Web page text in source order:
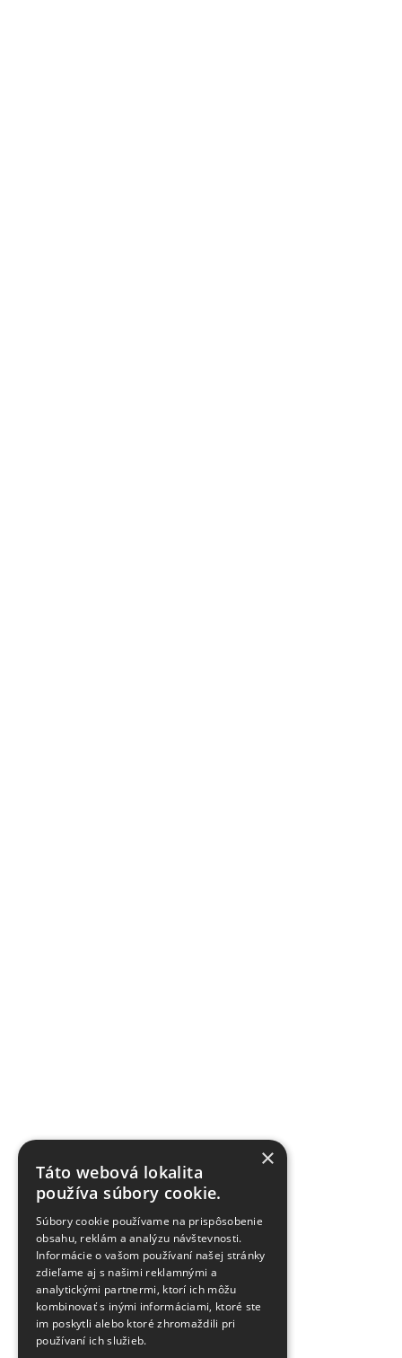
×
Táto webová lokalita
používa súbory cookie.
Súbory cookie používame na prispôsobenie
obsahu, reklám a analýzu návštevnosti.
Informácie o vašom používaní našej stránky
zdieľame aj s našimi reklamnými a
analytickými partnermi, ktorí ich môžu
kombinovať s inými informáciami, ktoré ste
im poskytli alebo ktoré zhromaždili pri
používaní ich služieb.